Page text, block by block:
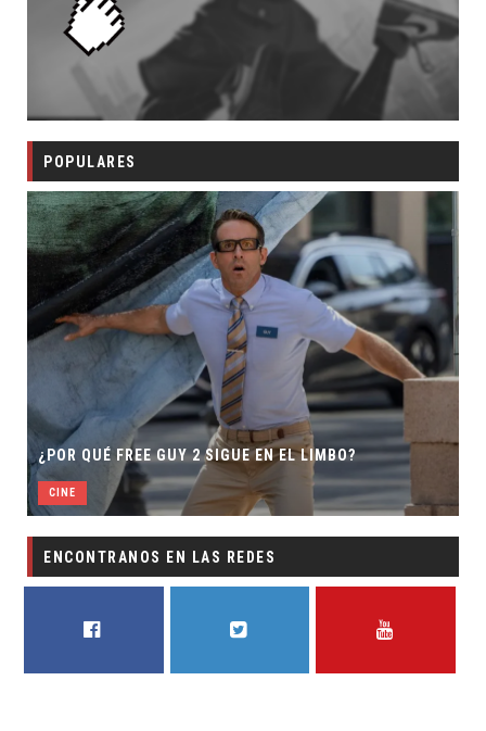
POPULARES
¿POR QUÉ FREE GUY 2 SIGUE EN EL LIMBO?
CINE
ENCONTRANOS EN LAS REDES